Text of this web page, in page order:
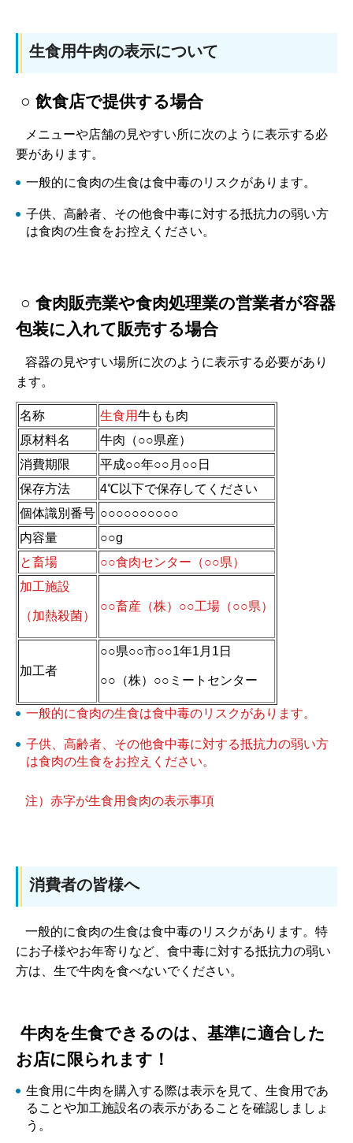
生食用牛肉の表示について
○ 飲食店で提供する場合
メニューや店舗の見やすい所に次のように表示する必
要があります。
一般的に食肉の生食は食中毒のリスクがあります。
子供、高齢者、その他食中毒に対する抵抗力の弱い方
は食肉の生食をお控えください。
○ 食肉販売業や食肉処理業の営業者が容器
包装に入れて販売する場合
容器の見やすい場所に次のように表示する必要があり
ます。
名称 生食用牛もも肉
原材料名
牛肉（○○県産）
消費期限
平成○○年○○月○○日
保存方法
4℃以下で保存してください
個体識別番号 ○○○○○○○○○○
内容量
○○g
と畜場
○○食肉センター（○○県）
加工施設
（加熱殺菌）
○○畜産（株）○○工場（○○県）
加工者
○○県○○市○○1年1月1日
○○（株）○○ミートセンター
一般的に食肉の生食は食中毒のリスクがあります。
子供、高齢者、その他食中毒に対する抵抗力の弱い方
は食肉の生食をお控えください。
注）赤字が生食用食肉の表示事項
消費者の皆様へ
一般的に食肉の生食は食中毒のリスクがあります。特
にお子様やお年寄りなど、食中毒に対する抵抗力の弱い
方は、生で牛肉を食べないでください。
牛肉を生食できるのは、基準に適合した
お店に限られます！
生食用に牛肉を購入する際は表示を見て、生食用であ
ることや加工施設名の表示があることを確認しましょ
う。